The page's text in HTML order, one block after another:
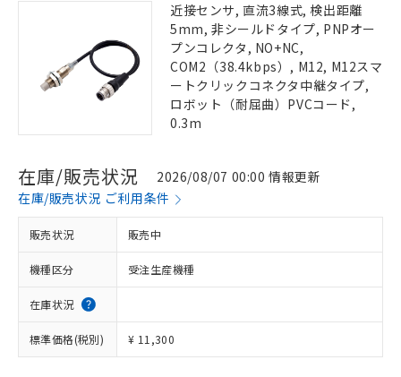
近接センサ, 直流3線式, 検出距離
5mm, 非シールドタイプ, PNPオー
プンコレクタ, NO+NC,
COM2（38.4kbps）, M12, M12スマ
ートクリックコネクタ中継タイプ,
ロボット（耐屈曲）PVCコード,
0.3m
在庫/販売状況
2026/08/07 00:00 情報更新
在庫/販売状況 ご利用条件
販売状況 販売中
機種区分 受注生産機種
在庫状況
標準価格(税別) ¥ 11,300